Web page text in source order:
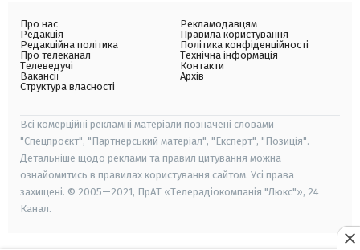
Про нас
Редакція
Редакційна політика
Про телеканал
Телеведучі
Вакансії
Структура власності
Рекламодавцям
Правила користування
Політика конфіденційності
Технічна інформація
Контакти
Архів
Всі комерційні рекламні матеріали позначені словами
"Спецпроєкт", "Партнерський матеріал", "Експерт", "Позиція".
Детальніше щодо реклами та правил цитування можна
ознайомитись в правилах користування сайтом. Усі права
захищені. © 2005—2021, ПрАТ «Телерадіокомпанія "Люкс"», 24
Канал.